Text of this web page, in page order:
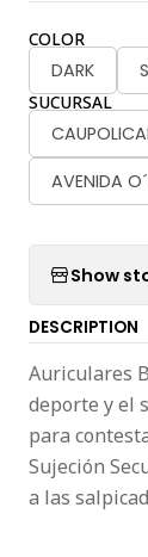
COLOR
DARK
SUCURSAL
AVENIDA
Show
DESCRIPTION
Auriculares
deporte y el
para
Sujeción
a las